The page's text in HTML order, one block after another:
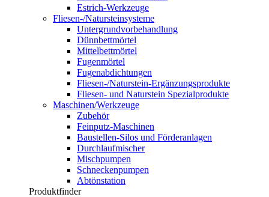
Estrich-Werkzeuge
Fliesen-/Natursteinsysteme
Untergrundvorbehandlung
Dünnbettmörtel
Mittelbettmörtel
Fugenmörtel
Fugenabdichtungen
Fliesen-/Naturstein-Ergänzungsprodukte
Fliesen- und Naturstein Spezialprodukte
Maschinen/Werkzeuge
Zubehör
Feinputz-Maschinen
Baustellen-Silos und Förderanlagen
Durchlaufmischer
Mischpumpen
Schneckenpumpen
Abtönstation
Produktfinder